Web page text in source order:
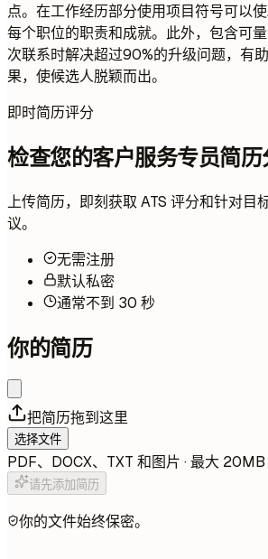
点。在工作经历部分使用项目符号可以
每个职位的职责和成就。此外，包含可
次联系时解决超过90%的升级问题，有
果，使候选人脱颖而出。
即时简历评分
检查您的客户服务专员简历
上传简历，即刻获取 ATS 评分和针对目
议。
无需注册
默认私密
通常不到 30 秒
你的简历
把简历拖到这里
选择文件
PDF、DOCX、TXT 和图片 · 最大 20MB
请先添加简历
你的文件始终保密。